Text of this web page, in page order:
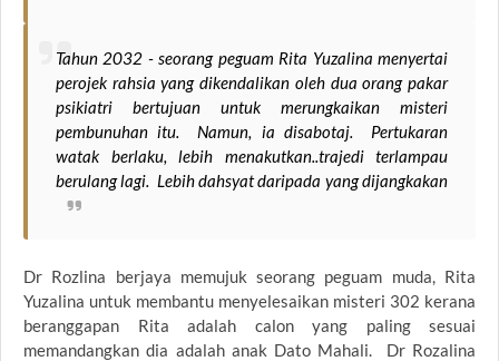
Tahun 2032 - seorang peguam Rita Yuzalina menyertai
perojek rahsia yang dikendalikan oleh dua orang pakar
psikiatri bertujuan untuk merungkaikan misteri
pembunuhan itu. Namun, ia disabotaj. Pertukaran
watak berlaku, lebih menakutkan..trajedi terlampau
berulang lagi. Lebih dahsyat daripada yang dijangkakan
Dr Rozlina berjaya memujuk seorang peguam muda, Rita
Yuzalina untuk membantu menyelesaikan misteri 302 kerana
beranggapan Rita adalah calon yang paling sesuai
memandangkan dia adalah anak Dato Mahali. Dr Rozalina